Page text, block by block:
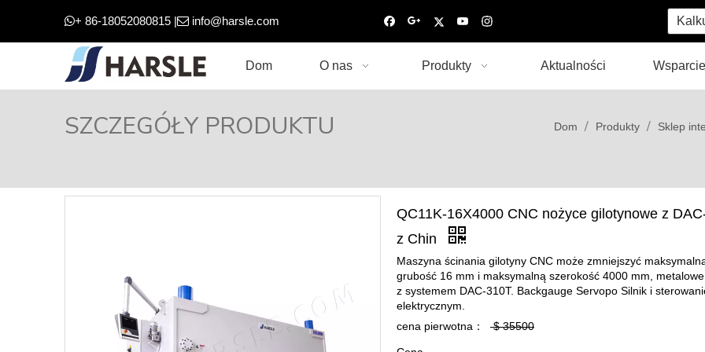
+ 86-18052080815 | info@harsle.com
Dom O nas Produkty Aktualności Wsparcie
SZCZEGÓŁY PRODUKTU Dom / Produkty / Sklep
QC11K-16X4000 CNC nożyce gilotynowe z
z Chin
Maszyna ścinania gilotyny CNC może zmniejszyć
grubość 16 mm i maksymalną szerokość 4000 mm,
z systemem DAC-310T. Backgauge Servopo Silnik i
elektrycznym.
cena pierwotna：
$ 35500